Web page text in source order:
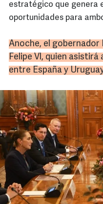
estratégico que genera
oportunidades para
Anoche, el gobernador
Felipe VI, quien
entre España y